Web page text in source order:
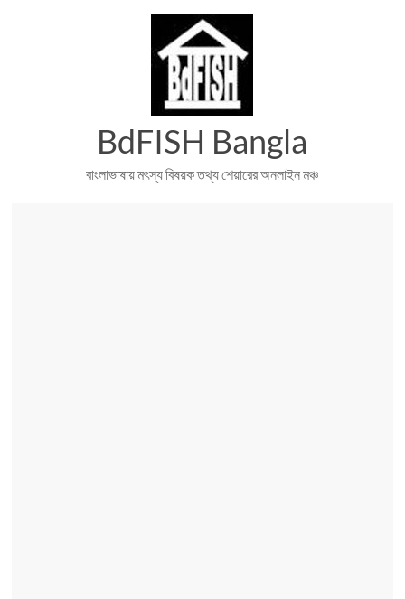
BdFISH Bangla
বাংলাভাষায় মৎস্য বিষয়ক তথ্য শেয়ারের অনলাইন মঞ্চ